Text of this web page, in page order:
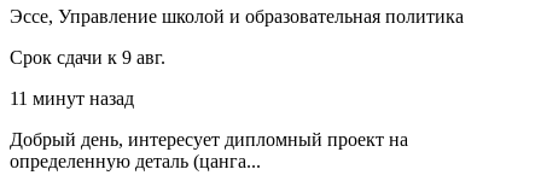
Эссе, Управление школой и образовательная политика
Срок сдачи к 9 авг.
11 минут назад
Добрый день, интересует дипломный проект на
определенную деталь (цанга...